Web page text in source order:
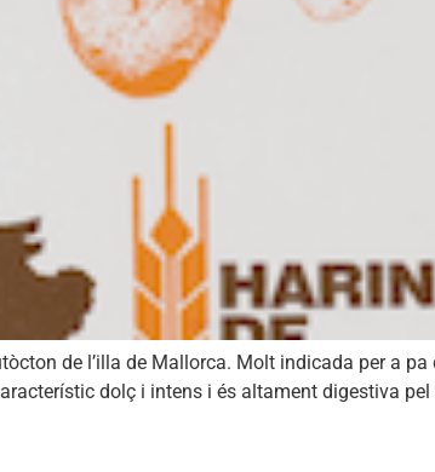
de l’illa de Mallorca. Molt indicada per a
dolç i intens i és altament digestiva